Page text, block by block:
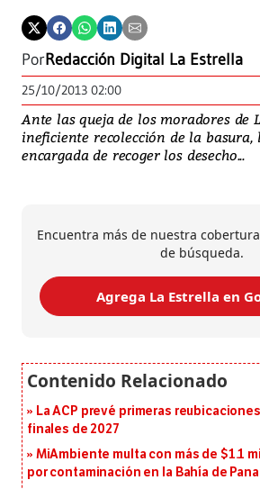
PorRedacción Digital La Estrella
25/10/2013 02:00
Ante las queja de los moradores de
ineficiente recolección de la basura,
encargada de recoger los desecho...
Encuentra más de nuestra
de búsqueda.
Agrega La Estrella en
La ACP prevé primeras
finales de 2027
MiAmbiente multa con más de $1.1
por contaminación en la Bahía de